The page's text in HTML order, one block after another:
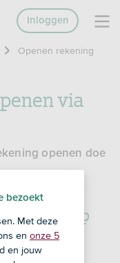
Inloggen
Openen rekening
via
openen doe
de ASN-app
telefoon of
bezoekt
Met deze
en onze 5
en jouw